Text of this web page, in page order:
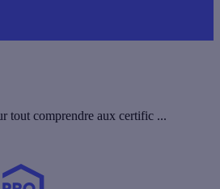
tout comprendre aux certific ...